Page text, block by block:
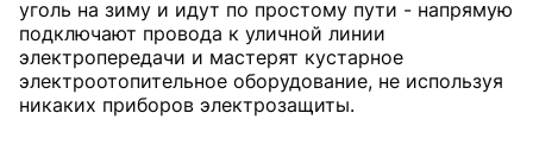
уголь на зиму и идут по простому пути - напрямую
подключают провода к уличной линии
электропередачи и мастерят кустарное
электроотопительное оборудование, не используя
никаких приборов электрозащиты.